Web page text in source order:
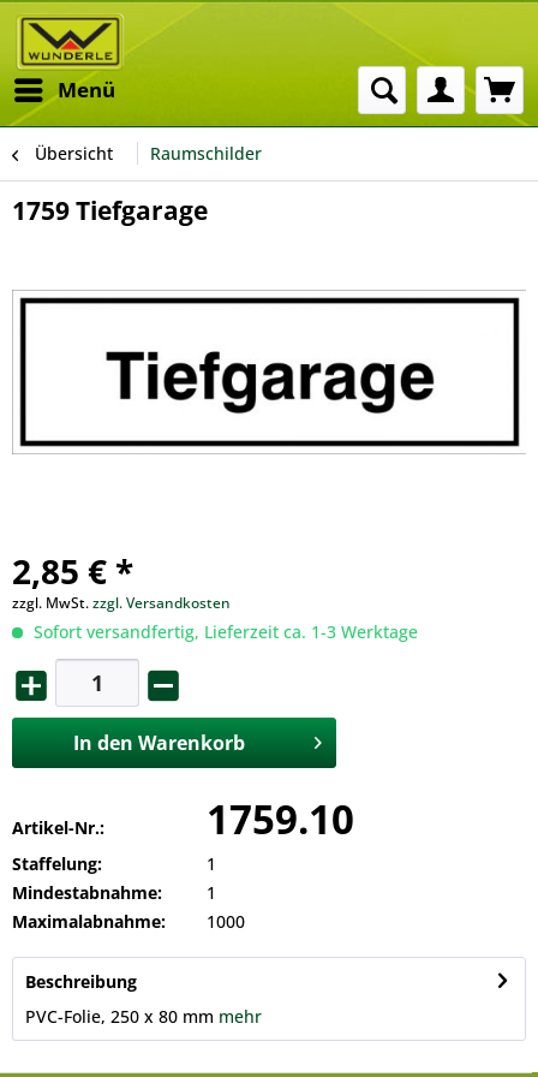
Menü
Übersicht Raumschilder
1759 Tiefgarage
2,85 € *
zzgl. MwSt.zzgl. Versandkosten
Sofort versandfertig, Lieferzeit ca. 1-3 Werktage
In den Warenkorb
Artikel-Nr.: 1759.10
Staffelung:
1
Mindestabnahme:
1
Maximalabnahme:
1000
Beschreibung
PVC-Folie, 250 x 80 mm mehr